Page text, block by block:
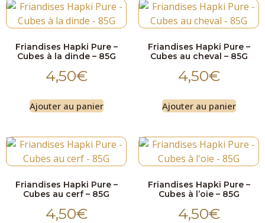
Friandises Hapki Pure –
Cubes à la dinde – 85G
4,50€
Ajouter au panier
Friandises Hapki Pure –
Cubes au cheval – 85G
4,50€
Ajouter au panier
Friandises Hapki Pure –
Cubes au cerf – 85G
4,50€
Friandises Hapki Pure –
Cubes à l’oie – 85G
4,50€